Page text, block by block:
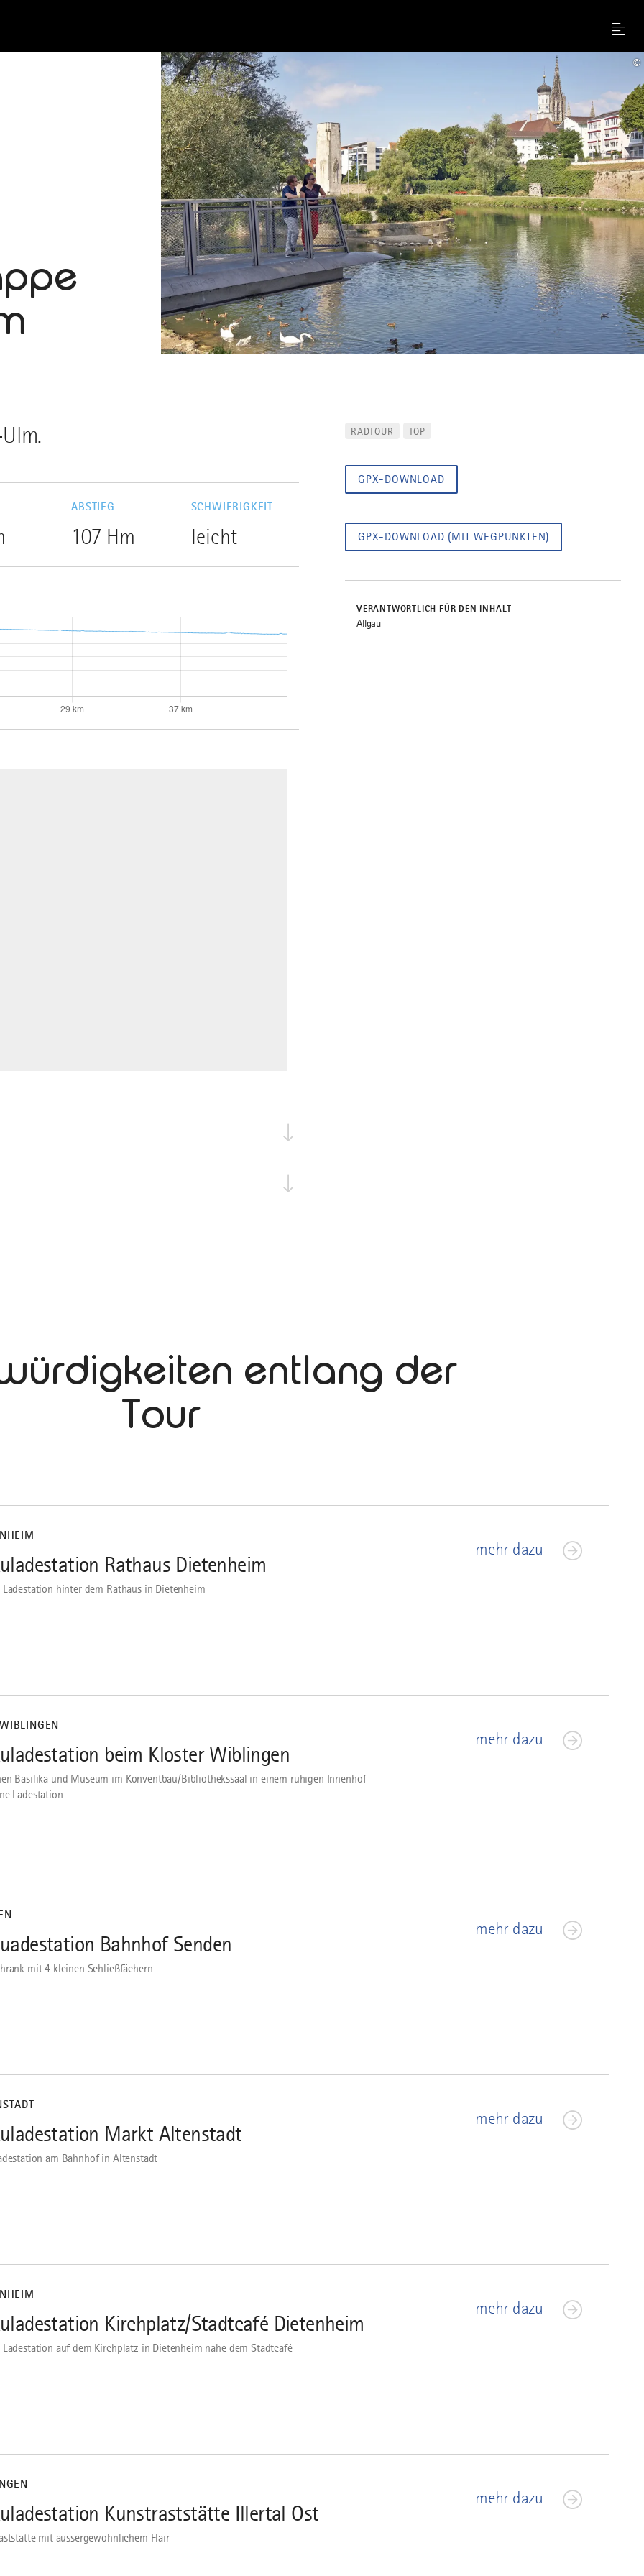
Menu
©
ABSTIEG
107 Hm
SCHWIERIGKEIT
leicht
RADTOUR TOP
GPX-DOWNLOAD
GPX-DOWNLOAD (MIT WEGPUNKTEN)
VERANTWORTLICH FÜR DEN INHALT
Allgäu
entlang der
Tour
Rathaus Dietenheim
Ladestation hinter dem Rathaus in Dietenheim
mehr dazu
beim Kloster Wiblingen
Basilika und Museum im Konventbau/Bibliothekssaal in einem ruhigen Innenhof
Ladestation
mehr dazu
Bahnhof Senden
mit 4 kleinen Schließfächern
mehr dazu
Markt Altenstadt
am Bahnhof in Altenstadt
mehr dazu
Kirchplatz/Stadtcafé Dietenheim
Ladestation auf dem Kirchplatz in Dietenheim nahe dem Stadtcafé
mehr dazu
Kunstraststätte Illertal Ost
mit aussergewöhnlichem Flair
mehr dazu